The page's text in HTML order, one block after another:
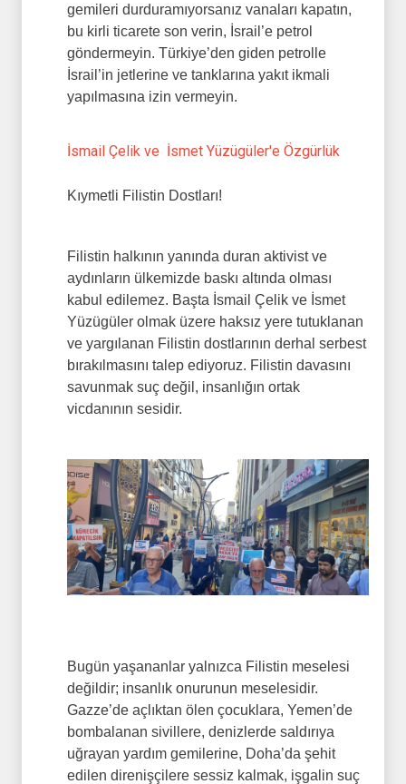
gemileri durduramıyorsanız vanaları kapatın,
bu kirli ticarete son verin, İsrail’e petrol
göndermeyin. Türkiye’den giden petrolle
İsrail’in jetlerine ve tanklarına yakıt ikmali
yapılmasına izin vermeyin.
İsmail Çelik ve İsmet Yüzügüler'e Özgürlük
Kıymetli Filistin Dostları!
Filistin halkının yanında duran aktivist ve
aydınların ülkemizde baskı altında olması
kabul edilemez. Başta İsmail Çelik ve İsmet
Yüzügüler olmak üzere haksız yere tutuklanan
ve yargılanan Filistin dostlarının derhal serbest
bırakılmasını talep ediyoruz. Filistin davasını
savunmak suç değil, insanlığın ortak
vicdanının sesidir.
Bugün yaşananlar yalnızca Filistin meselesi
değildir; insanlık onurunun meselesidir.
Gazze’de açlıktan ölen çocuklara, Yemen’de
bombalanan sivillere, denizlerde saldırıya
uğrayan yardım gemilerine, Doha’da şehit
edilen direnişçilere sessiz kalmak, işgalin suç